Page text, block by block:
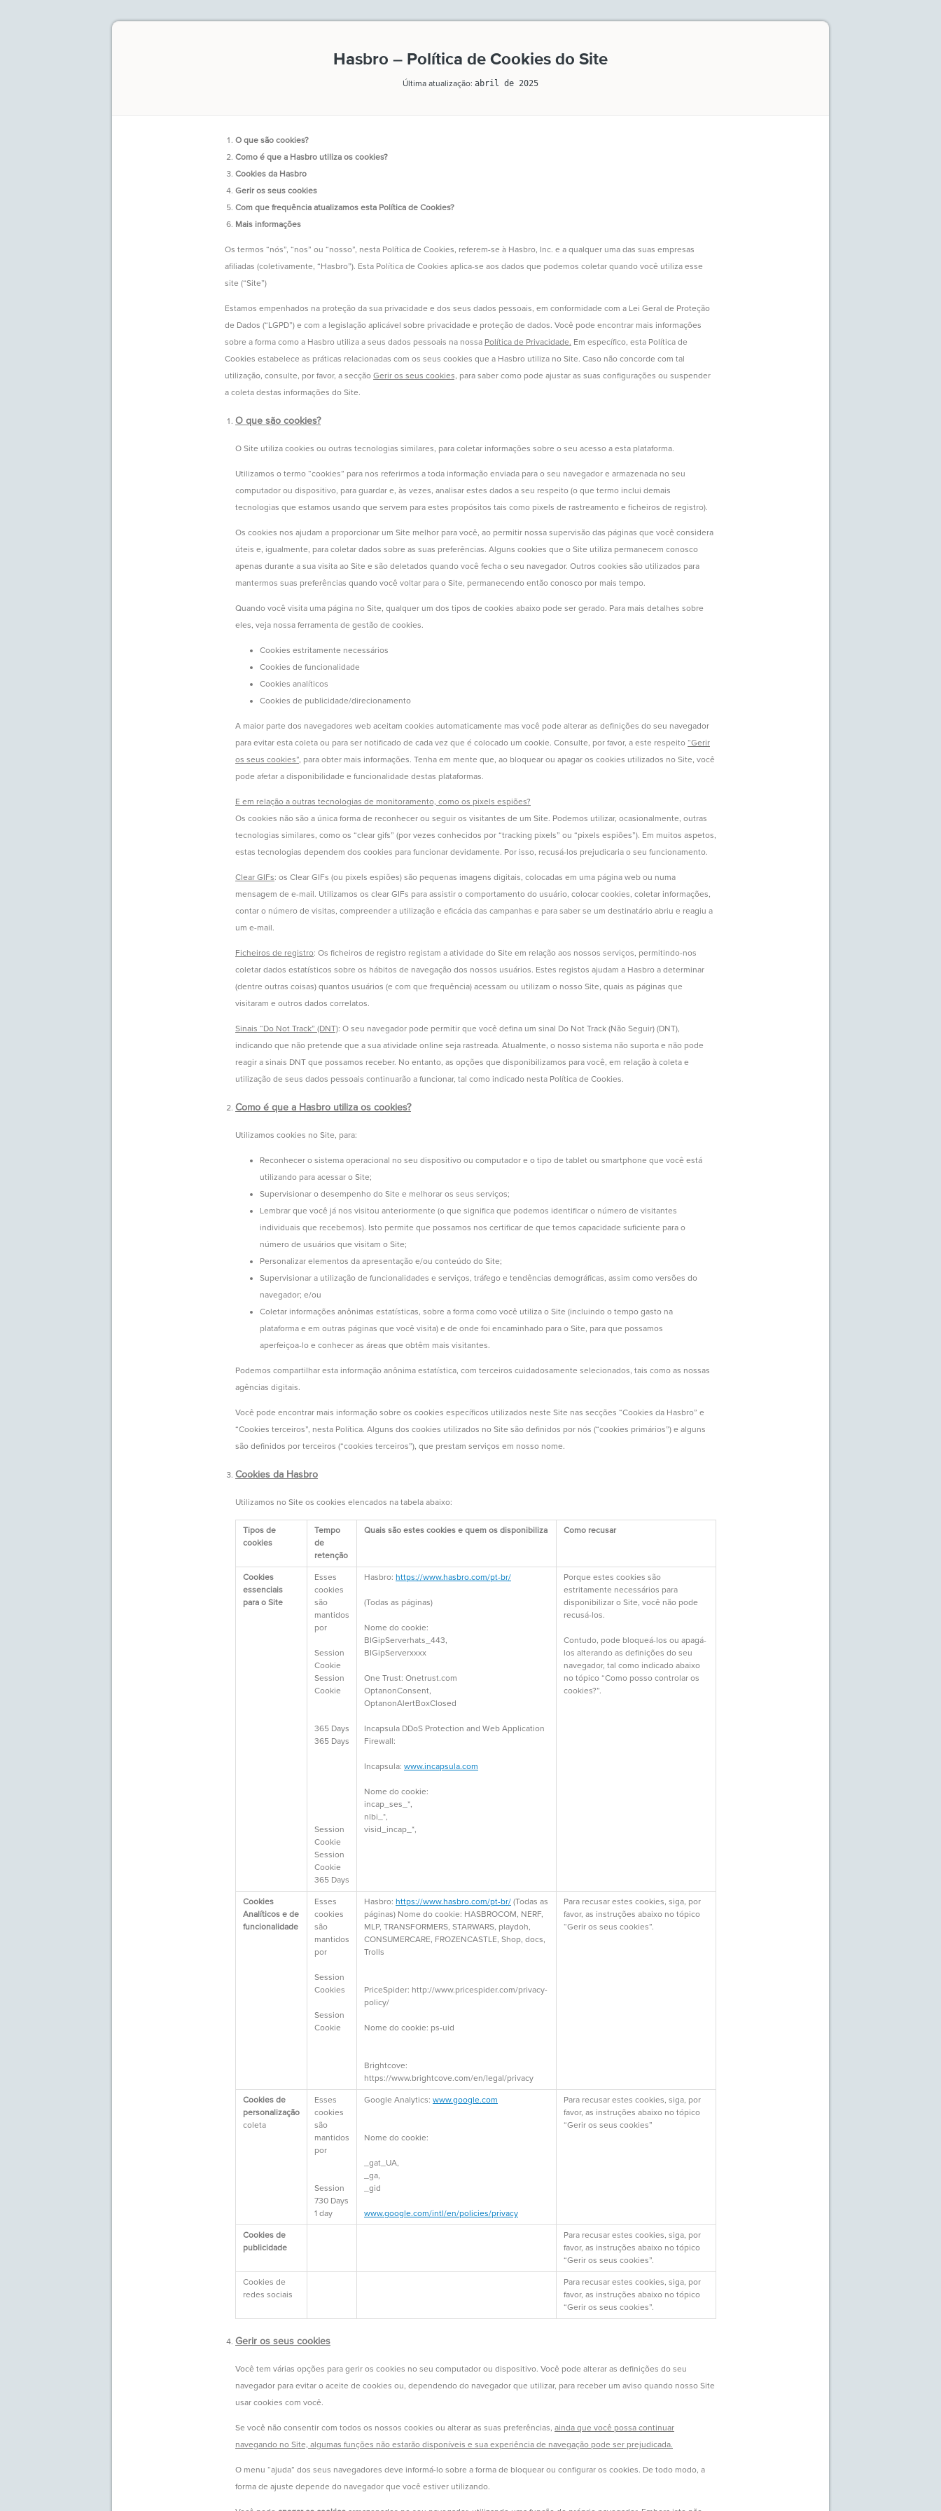
Hasbro – Política de Cookies do Site
Última atualização: abril de 2025
O que são cookies?
Como é que a Hasbro utiliza os cookies?
Cookies da Hasbro
Gerir os seus cookies
Com que frequência atualizamos esta Política de Cookies?
Mais informações
Os termos “nós”, “nos” ou “nosso”, nesta Política de Cookies, referem-se à Hasbro, Inc. e a qualquer uma das suas empresas
afiliadas (coletivamente, “Hasbro”). Esta Política de Cookies aplica-se aos dados que podemos coletar quando você utiliza esse
site (“Site”)
Estamos empenhados na proteção da sua privacidade e dos seus dados pessoais, em conformidade com a Lei Geral de Proteção
de Dados (“LGPD”) e com a legislação aplicável sobre privacidade e proteção de dados. Você pode encontrar mais informações
sobre a forma como a Hasbro utiliza a seus dados pessoais na nossa Política de Privacidade. Em específico, esta Política de
Cookies estabelece as práticas relacionadas com os seus cookies que a Hasbro utiliza no Site. Caso não concorde com tal
utilização, consulte, por favor, a secção Gerir os seus cookies, para saber como pode ajustar as suas configurações ou suspender
a coleta destas informações do Site.
O que são cookies?
O Site utiliza cookies ou outras tecnologias similares, para coletar informações sobre o seu acesso a esta plataforma.
Utilizamos o termo “cookies” para nos referirmos a toda informação enviada para o seu navegador e armazenada no seu
computador ou dispositivo, para guardar e, às vezes, analisar estes dados a seu respeito (o que termo inclui demais
tecnologias que estamos usando que servem para estes propósitos tais como pixels de rastreamento e ficheiros de registro).
Os cookies nos ajudam a proporcionar um Site melhor para você, ao permitir nossa supervisão das páginas que você considera
úteis e, igualmente, para coletar dados sobre as suas preferências. Alguns cookies que o Site utiliza permanecem conosco
apenas durante a sua visita ao Site e são deletados quando você fecha o seu navegador. Outros cookies são utilizados para
mantermos suas preferências quando você voltar para o Site, permanecendo então conosco por mais tempo.
Quando você visita uma página no Site, qualquer um dos tipos de cookies abaixo pode ser gerado. Para mais detalhes sobre
eles, veja nossa ferramenta de gestão de cookies.
Cookies estritamente necessários
Cookies de funcionalidade
Cookies analíticos
Cookies de publicidade/direcionamento
A maior parte dos navegadores web aceitam cookies automaticamente mas você pode alterar as definições do seu navegador
para evitar esta coleta ou para ser notificado de cada vez que é colocado um cookie. Consulte, por favor, a este respeito “Gerir
os seus cookies”, para obter mais informações. Tenha em mente que, ao bloquear ou apagar os cookies utilizados no Site, você
pode afetar a disponibilidade e funcionalidade destas plataformas.
E em relação a outras tecnologias de monitoramento, como os pixels espiões?
Os cookies não são a única forma de reconhecer ou seguir os visitantes de um Site. Podemos utilizar, ocasionalmente, outras
tecnologias similares, como os “clear gifs” (por vezes conhecidos por “tracking pixels” ou “pixels espiões”). Em muitos aspetos,
estas tecnologias dependem dos cookies para funcionar devidamente. Por isso, recusá-los prejudicaria o seu funcionamento.
Clear GIFs: os Clear GIFs (ou pixels espiões) são pequenas imagens digitais, colocadas em uma página web ou numa
mensagem de e-mail. Utilizamos os clear GIFs para assistir o comportamento do usuário, colocar cookies, coletar informações,
contar o número de visitas, compreender a utilização e eficácia das campanhas e para saber se um destinatário abriu e reagiu a
um e-mail.
Ficheiros de registro: Os ficheiros de registro registam a atividade do Site em relação aos nossos serviços, permitindo-nos
coletar dados estatísticos sobre os hábitos de navegação dos nossos usuários. Estes registos ajudam a Hasbro a determinar
(dentre outras coisas) quantos usuários (e com que frequência) acessam ou utilizam o nosso Site, quais as páginas que
visitaram e outros dados correlatos.
Sinais “Do Not Track” (DNT): O seu navegador pode permitir que você defina um sinal Do Not Track (Não Seguir) (DNT),
indicando que não pretende que a sua atividade online seja rastreada. Atualmente, o nosso sistema não suporta e não pode
reagir a sinais DNT que possamos receber. No entanto, as opções que disponibilizamos para você, em relação à coleta e
utilização de seus dados pessoais continuarão a funcionar, tal como indicado nesta Política de Cookies.
Como é que a Hasbro utiliza os cookies?
Utilizamos cookies no Site, para:
Reconhecer o sistema operacional no seu dispositivo ou computador e o tipo de tablet ou smartphone que você está
utilizando para acessar o Site;
Supervisionar o desempenho do Site e melhorar os seus serviços;
Lembrar que você já nos visitou anteriormente (o que significa que podemos identificar o número de visitantes
individuais que recebemos). Isto permite que possamos nos certificar de que temos capacidade suficiente para o
número de usuários que visitam o Site;
Personalizar elementos da apresentação e/ou conteúdo do Site;
Supervisionar a utilização de funcionalidades e serviços, tráfego e tendências demográficas, assim como versões do
navegador; e/ou
Coletar informações anônimas estatísticas, sobre a forma como você utiliza o Site (incluindo o tempo gasto na
plataforma e em outras páginas que você visita) e de onde foi encaminhado para o Site, para que possamos
aperfeiçoa-lo e conhecer as áreas que obtêm mais visitantes.
Podemos compartilhar esta informação anônima estatística, com terceiros cuidadosamente selecionados, tais como as nossas
agências digitais.
Você pode encontrar mais informação sobre os cookies específicos utilizados neste Site nas secções “Cookies da Hasbro” e
“Cookies terceiros”, nesta Política. Alguns dos cookies utilizados no Site são definidos por nós (“cookies primários”) e alguns
são definidos por terceiros (“cookies terceiros”), que prestam serviços em nosso nome.
Cookies da Hasbro
Utilizamos no Site os cookies elencados na tabela abaixo:
Tipos de
cookies
Tempo
de
retenção
Quais são estes cookies e quem os disponibiliza Como recusar
Cookies
essenciais
para o Site
Esses
cookies
são
mantidos
por
Session
Cookie
Session
Cookie
365 Days
365 Days
Session
Cookie
Session
Cookie
365 Days
Hasbro: https://www.hasbro.com/pt-br/
(Todas as páginas)
Nome do cookie:
BIGipServerhats_443,
BIGipServerxxxx
One Trust: Onetrust.com
OptanonConsent,
OptanonAlertBoxClosed
Incapsula DDoS Protection and Web Application
Firewall:
Incapsula: www.incapsula.com
Nome do cookie:
incap_ses_*,
nlbi_*,
visid_incap_*,
Porque estes cookies são
estritamente necessários para
disponibilizar o Site, você não pode
recusá-los.
Contudo, pode bloqueá-los ou apagá-
los alterando as definições do seu
navegador, tal como indicado abaixo
no tópico “Como posso controlar os
cookies?”.
Cookies
Analíticos e de
funcionalidade
Esses
cookies
são
mantidos
por
Session
Cookies
Session
Cookie
Hasbro: https://www.hasbro.com/pt-br/ (Todas as
páginas) Nome do cookie: HASBROCOM, NERF,
MLP, TRANSFORMERS, STARWARS, playdoh,
CONSUMERCARE, FROZENCASTLE, Shop, docs,
Trolls
PriceSpider: http://www.pricespider.com/privacy-
policy/
Nome do cookie: ps-uid
Brightcove:
https://www.brightcove.com/en/legal/privacy
Para recusar estes cookies, siga, por
favor, as instruções abaixo no tópico
“Gerir os seus cookies”.
Cookies de
personalização
coleta
Esses
cookies
são
mantidos
por
Session
730 Days
1 day
Google Analytics: www.google.com
Nome do cookie:
_gat_UA,
_ga,
_gid
www.google.com/intl/en/policies/privacy
Para recusar estes cookies, siga, por
favor, as instruções abaixo no tópico
“Gerir os seus cookies”
Cookies de
publicidade
Para recusar estes cookies, siga, por
favor, as instruções abaixo no tópico
“Gerir os seus cookies”.
Cookies de
redes sociais
Para recusar estes cookies, siga, por
favor, as instruções abaixo no tópico
“Gerir os seus cookies”.
Gerir os seus cookies
Você tem várias opções para gerir os cookies no seu computador ou dispositivo. Você pode alterar as definições do seu
navegador para evitar o aceite de cookies ou, dependendo do navegador que utilizar, para receber um aviso quando nosso Site
usar cookies com você.
Se você não consentir com todos os nossos cookies ou alterar as suas preferências, ainda que você possa continuar
navegando no Site, algumas funções não estarão disponíveis e sua experiência de navegação pode ser prejudicada.
O menu “ajuda” dos seus navegadores deve informá-lo sobre a forma de bloquear ou configurar os cookies. De todo modo, a
forma de ajuste depende do navegador que você estiver utilizando.